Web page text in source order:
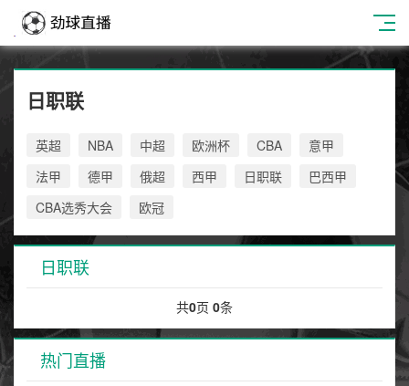
日职联
英超 NBA 中超 欧洲杯 CBA
意甲
法甲
德甲 俄超 西甲 日职联
巴西甲
CBA选秀大会
欧冠
日职联
共0页 0条
热门直播